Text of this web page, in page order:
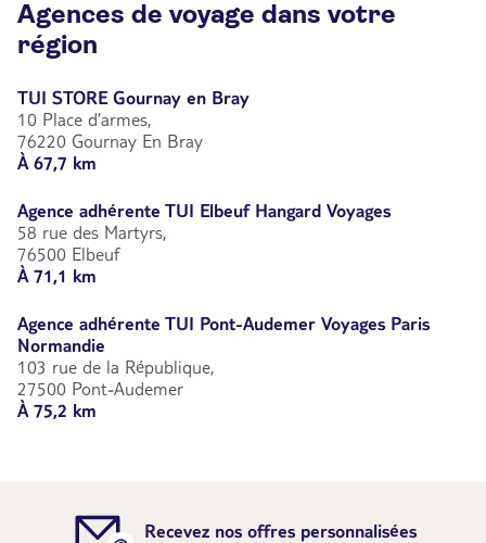
Agences de voyage dans votre
région
TUI STORE Gournay en Bray
10 Place d’armes,
76220 Gournay En Bray
À 67,7 km
Agence adhérente TUI Elbeuf Hangard Voyages
58 rue des Martyrs,
76500 Elbeuf
À 71,1 km
Agence adhérente TUI Pont-Audemer Voyages Paris
Normandie
103 rue de la République,
27500 Pont-Audemer
À 75,2 km
Recevez nos offres personnalisées